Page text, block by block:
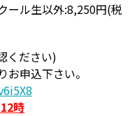
ール生以外:8,250円(税
ください)
お申込下さい。
時